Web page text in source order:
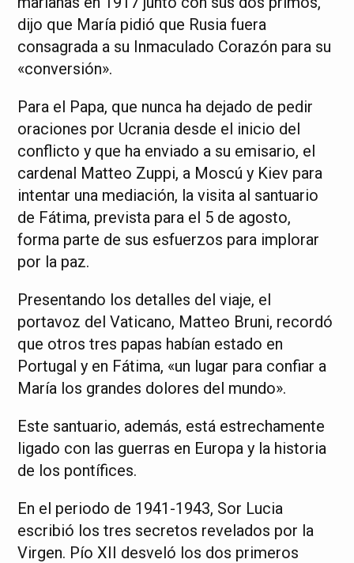
dijo que María pidió que Rusia fuera
consagrada a su Inmaculado Corazón para su
«conversión».
Para el Papa, que nunca ha dejado de pedir
oraciones por Ucrania desde el inicio del
conflicto y que ha enviado a su emisario, el
cardenal Matteo Zuppi, a Moscú y Kiev para
intentar una mediación, la visita al santuario
de Fátima, prevista para el 5 de agosto,
forma parte de sus esfuerzos para implorar
por la paz.
Presentando los detalles del viaje, el
portavoz del Vaticano, Matteo Bruni, recordó
que otros tres papas habían estado en
Portugal y en Fátima, «un lugar para confiar a
María los grandes dolores del mundo».
Este santuario, además, está estrechamente
ligado con las guerras en Europa y la historia
de los pontífices.
En el periodo de 1941-1943, Sor Lucia
escribió los tres secretos revelados por la
Virgen. Pío XII desveló los dos primeros